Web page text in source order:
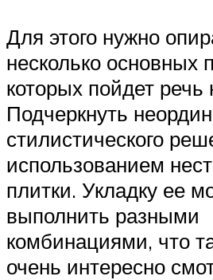
Для этого нужно
несколько основных
которых пойдет речь
Подчеркнуть
стилистического
использованием
плитки. Укладку ее
выполнить разными
комбинациями, что
очень интересно